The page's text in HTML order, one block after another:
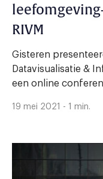
RIVM
Gisteren
Datavisualisatie &
een online
19 mei 2021 - 1 min.